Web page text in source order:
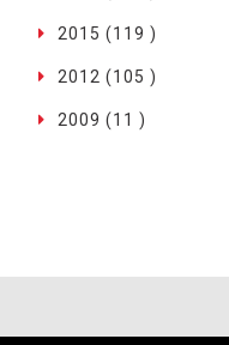
2015 (119 )
2012 (105 )
2009 (11 )